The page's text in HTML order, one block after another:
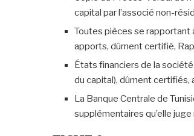
capital par l’associé non-
Toutes pièces se rapportant
apports, dûment certifié,
États financiers de la société
du capital), dûment
La Banque Centrale de
supplémentaires qu’elle